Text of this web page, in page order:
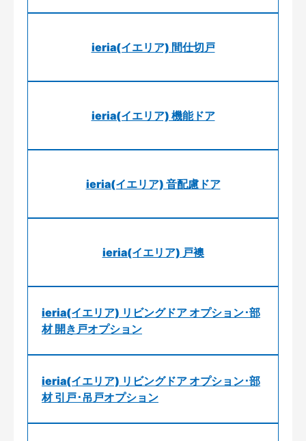
ieria(イエリア) 間仕切戸
ieria(イエリア) 機能ドア
ieria(イエリア) 音配慮ドア
ieria(イエリア) 戸襖
ieria(イエリア) リビングドア オプション･部
材 開き戸オプション
ieria(イエリア) リビングドア オプション･部
材 引戸･吊戸オプション